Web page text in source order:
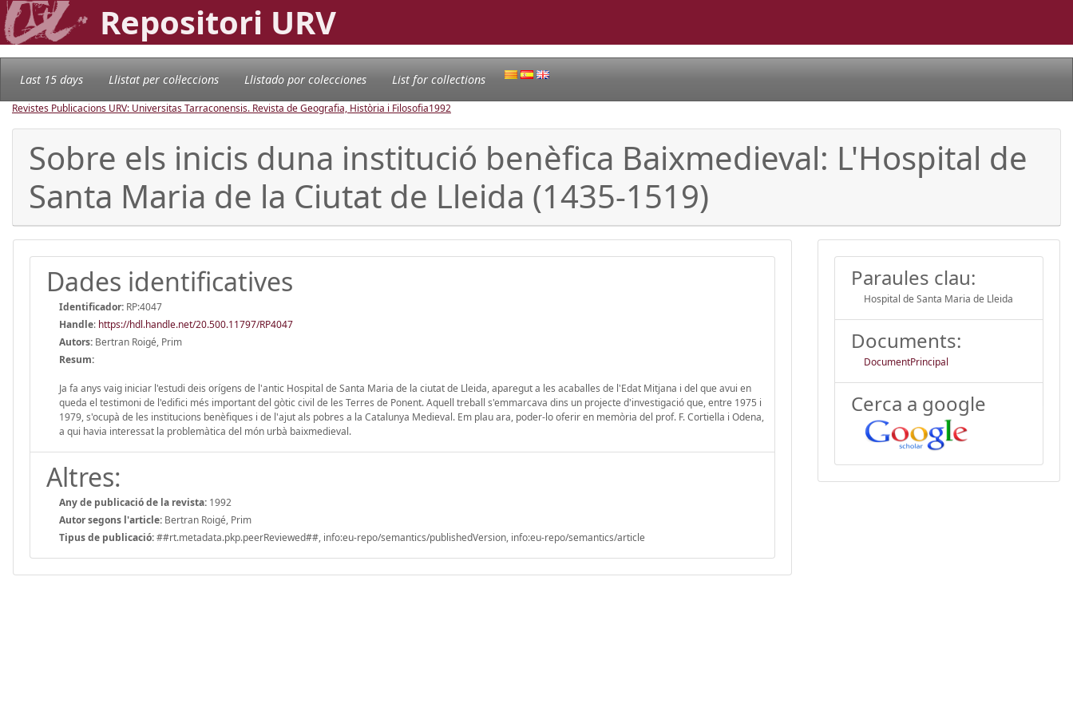
Repositori URV
Last 15 days Llistat per col·leccions Llistado por colecciones List for collections
Revistes Publicacions URV: Universitas Tarraconensis. Revista de Geografia, Història i Filosofia1992
Sobre els inicis duna institució benèfica Baixmedieval: L'Hospital de
Santa Maria de la Ciutat de Lleida (1435-1519)
Dades identificatives
Identificador: RP:4047
Handle: https://hdl.handle.net/20.500.11797/RP4047
Autors: Bertran Roigé, Prim
Resum:
Ja fa anys vaig iniciar l'estudi deis orígens de l'antic Hospital de Santa Maria de la ciutat de Lleida, aparegut a les acaballes de l'Edat Mitjana i del que avui en
queda el testimoni de l'edifici més important del gòtic civil de les Terres de Ponent. Aquell treball s'emmarcava dins un projecte d'investigació que, entre 1975 i
1979, s'ocupà de les institucions benèfiques i de l'ajut als pobres a la Catalunya Medieval. Em plau ara, poder-lo oferir en memòria del prof. F. Cortiella i Odena,
a qui havia interessat la problemàtica del món urbà baixmedieval.
Altres:
Any de publicació de la revista: 1992
Autor segons l'article: Bertran Roigé, Prim
Tipus de publicació:##rt.metadata.pkp.peerReviewed##, info:eu-repo/semantics/publishedVersion, info:eu-repo/semantics/article
Paraules clau:
Hospital de Santa Maria de Lleida
Documents:
DocumentPrincipal
Cerca a google